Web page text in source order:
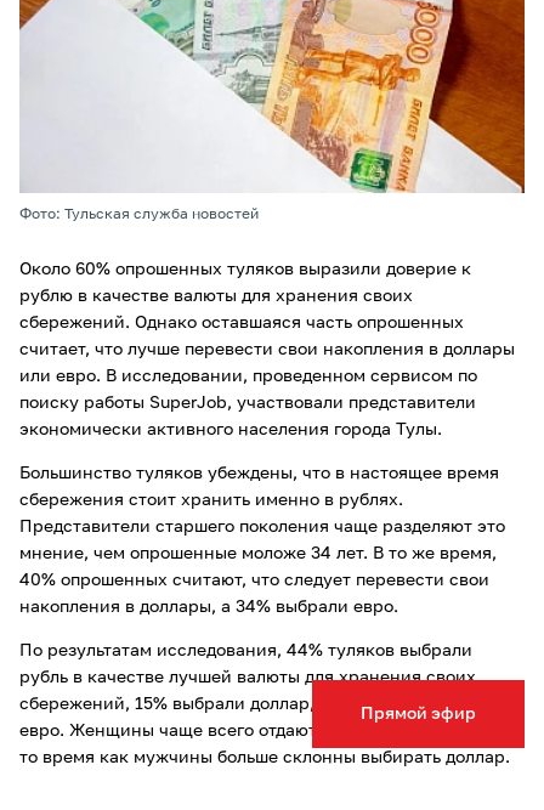
Прямой эфир
Фото: Тульская служба новостей
Около 60% опрошенных туляков выразили доверие к
рублю в качестве валюты для хранения своих
сбережений. Однако оставшаяся часть опрошенных
считает, что лучше перевести свои накопления в доллары
или евро. В исследовании, проведенном сервисом по
поиску работы SuperJob, участвовали представители
экономически активного населения города Тулы.
Большинство туляков убеждены, что в настоящее время
сбережения стоит хранить именно в рублях.
Представители старшего поколения чаще разделяют это
мнение, чем опрошенные моложе 34 лет. В то же время,
40% опрошенных считают, что следует перевести свои
накопления в доллары, а 34% выбрали евро.
По результатам исследования, 44% туляков выбрали
рубль в качестве лучшей валюты для хранения своих
сбережений, 15% выбрали доллар, а только 10% выбрали
евро. Женщины чаще всего отдают предпочтение рублю, в
то время как мужчины больше склонны выбирать доллар.